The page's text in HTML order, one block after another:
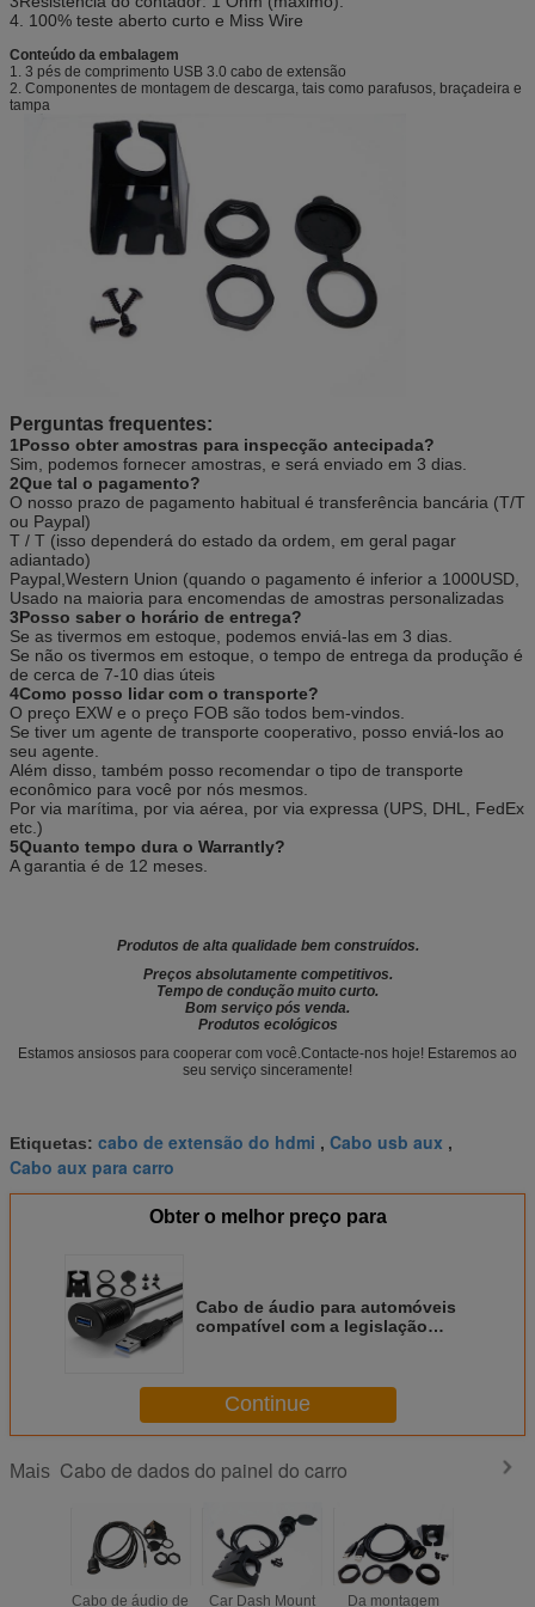
4. 100% teste aberto curto e Miss Wire
Conteúdo da embalagem
1. 3 pés de comprimento USB 3.0 cabo de extensão
2. Componentes de montagem de descarga, tais como parafusos, braçadeira e
tampa
Perguntas frequentes:
1Posso obter amostras para inspecção antecipada?
Sim, podemos fornecer amostras, e será enviado em 3 dias.
2Que tal o pagamento?
O nosso prazo de pagamento habitual é transferência bancária (T/T
ou Paypal)
T / T (isso dependerá do estado da ordem, em geral pagar
adiantado)
Paypal,Western Union (quando o pagamento é inferior a 1000USD,
Usado na maioria para encomendas de amostras personalizadas
3Posso saber o horário de entrega?
Se as tivermos em estoque, podemos enviá-las em 3 dias.
Se não os tivermos em estoque, o tempo de entrega da produção é
de cerca de 7-10 dias úteis
4Como posso lidar com o transporte?
O preço EXW e o preço FOB são todos bem-vindos.
Se tiver um agente de transporte cooperativo, posso enviá-los ao
seu agente.
Além disso, também posso recomendar o tipo de transporte
econômico para você por nós mesmos.
Por via marítima, por via aérea, por via expressa (UPS, DHL, FedEx
etc.)
5Quanto tempo dura o Warrantly?
A garantia é de 12 meses.
Produtos de alta qualidade bem construídos.
Preços absolutamente competitivos.
Tempo de condução muito curto.
Bom serviço pós venda.
Produtos ecológicos
Estamos ansiosos para cooperar com você.Contacte-nos hoje! Estaremos ao
seu serviço sinceramente!
Etiquetas: cabo de extensão do hdmi , Cabo usb aux ,
Cabo aux para carro
Obter o melhor preço para
Cabo de áudio para automóveis
compatível com a legislação
marítima
Continue
Mais Cabo de dados do painel do carro
Cabo de áudio de Car Dash Mount Da montagem